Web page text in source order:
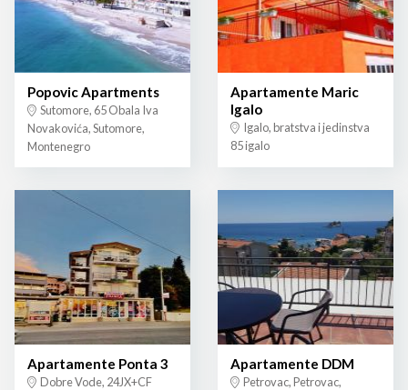
Popovic Apartments
Sutomore, 65 Obala Iva
Novakovića, Sutomore,
Montenegro
Apartamente Maric
Igalo
Igalo, bratstva i jedinstva
85 igalo
Apartamente Ponta 3
Dobre Vode, 24JX+CF
Apartamente DDM
Petrovac, Petrovac,